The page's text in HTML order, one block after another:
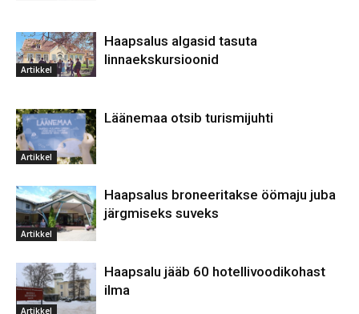
Artikkel
Haapsalus algasid tasuta
linnaekskursioonid
Artikkel
Läänemaa otsib turismijuhti
Artikkel
Haapsalus broneeritakse öömaju juba
järgmiseks suveks
Artikkel
Haapsalu jääb 60 hotellivoodikohast
ilma